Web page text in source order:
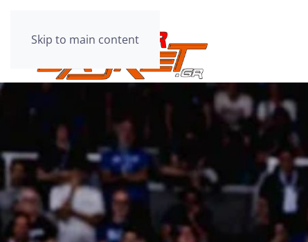
Skip to main content